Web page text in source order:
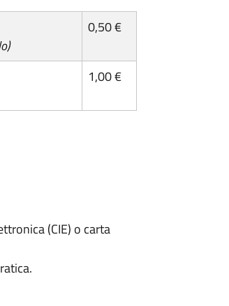
0,50 €
1,00 €
(CIE) o carta